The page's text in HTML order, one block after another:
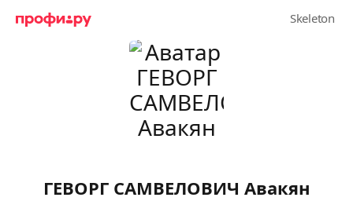
ГЕВОРГ САМВЕЛОВИЧ Авакян